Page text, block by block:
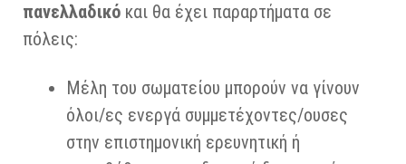
πανελλαδικό και θα έχει παραρτήματα σε
πόλεις:
Μέλη του σωματείου μπορούν να γίνουν
όλοι/ες ενεργά συμμετέχοντες/ουσες
στην επιστημονική ερευνητική ή